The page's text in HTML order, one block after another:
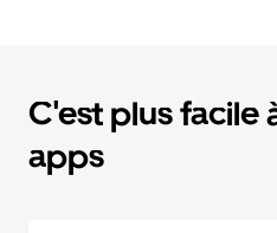
C'est plus facile
apps